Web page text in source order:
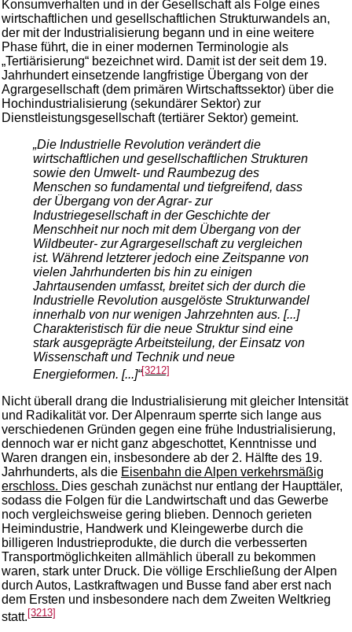
Konsumverhalten und in der Gesellschaft als Folge eines
wirtschaftlichen und gesellschaftlichen Strukturwandels an,
der mit der Industrialisierung begann und in eine weitere
Phase führt, die in einer modernen Terminologie als
„Tertiärisierung“ bezeichnet wird. Damit ist der seit dem 19.
Jahrhundert einsetzende langfristige Übergang von der
Agrargesellschaft (dem primären Wirtschaftssektor) über die
Hochindustrialisierung (sekundärer Sektor) zur
Dienstleistungsgesellschaft (tertiärer Sektor) gemeint.
„Die Industrielle Revolution verändert die
wirtschaftlichen und gesellschaftlichen Strukturen
sowie den Umwelt- und Raumbezug des
Menschen so fundamental und tiefgreifend, dass
der Übergang von der Agrar- zur
Industriegesellschaft in der Geschichte der
Menschheit nur noch mit dem Übergang von der
Wildbeuter- zur Agrargesellschaft zu vergleichen
ist. Während letzterer jedoch eine Zeitspanne von
vielen Jahrhunderten bis hin zu einigen
Jahrtausenden umfasst, breitet sich der durch die
Industrielle Revolution ausgelöste Strukturwandel
innerhalb von nur wenigen Jahrzehnten aus. [...]
Charakteristisch für die neue Struktur sind eine
stark ausgeprägte Arbeitsteilung, der Einsatz von
Wissenschaft und Technik und neue
Energieformen. [...]“[3212]
Nicht überall drang die Industrialisierung mit gleicher Intensität
und Radikalität vor. Der Alpenraum sperrte sich lange aus
verschiedenen Gründen gegen eine frühe Industrialisierung,
dennoch war er nicht ganz abgeschottet, Kenntnisse und
Waren drangen ein, insbesondere ab der 2. Hälfte des 19.
Jahrhunderts, als die Eisenbahn die Alpen verkehrsmäßig
erschloss. Dies geschah zunächst nur entlang der Haupttäler,
sodass die Folgen für die Landwirtschaft und das Gewerbe
noch vergleichsweise gering blieben. Dennoch gerieten
Heimindustrie, Handwerk und Kleingewerbe durch die
billigeren Industrieprodukte, die durch die verbesserten
Transportmöglichkeiten allmählich überall zu bekommen
waren, stark unter Druck. Die völlige Erschließung der Alpen
durch Autos, Lastkraftwagen und Busse fand aber erst nach
dem Ersten und insbesondere nach dem Zweiten Weltkrieg
statt. [3213]